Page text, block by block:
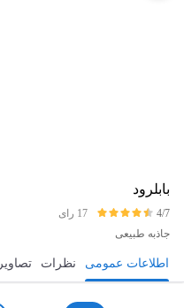
بابلرود
4/7
17 رای
جاذبه طبیعی
مسیریابی ذخیره اطلاعات عمومی نظرات تصاویر